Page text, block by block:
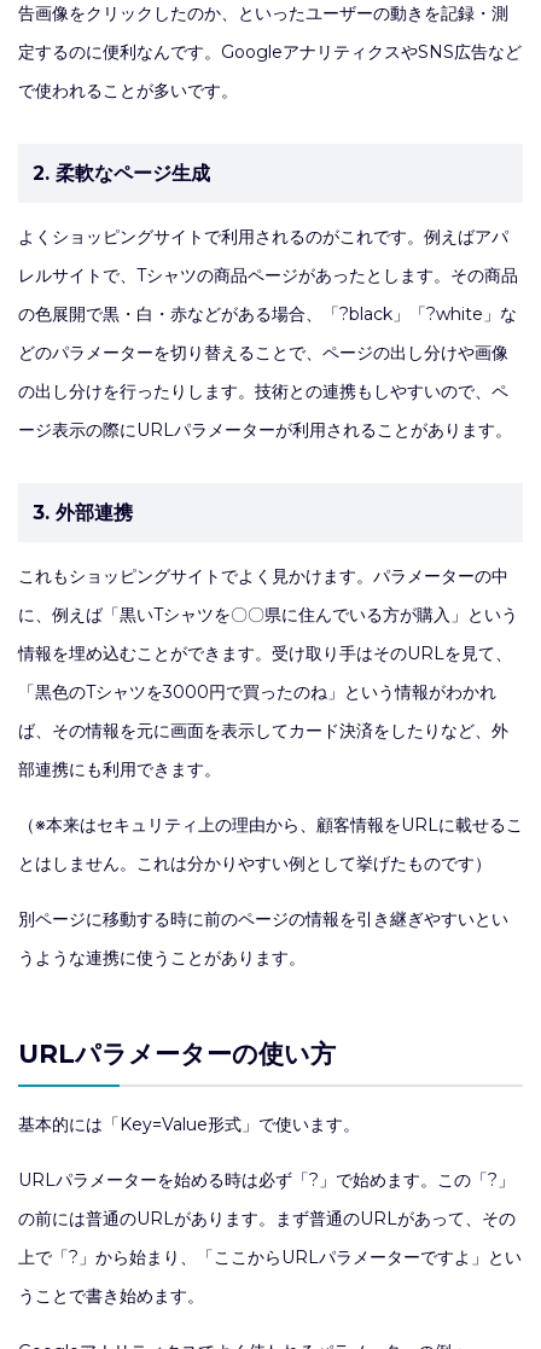
告画像をクリックしたのか、といったユーザーの動きを記録・測
定するのに便利なんです。GoogleアナリティクスやSNS広告など
で使われることが多いです。
2. 柔軟なページ生成
よくショッピングサイトで利用されるのがこれです。例えばアパ
レルサイトで、Tシャツの商品ページがあったとします。その商品
の色展開で黒・白・赤などがある場合、「?black」「?white」な
どのパラメーターを切り替えることで、ページの出し分けや画像
の出し分けを行ったりします。技術との連携もしやすいので、ペ
ージ表示の際にURLパラメーターが利用されることがあります。
3. 外部連携
これもショッピングサイトでよく見かけます。パラメーターの中
に、例えば「黒いTシャツを〇〇県に住んでいる方が購入」という
情報を埋め込むことができます。受け取り手はそのURLを見て、
「黒色のTシャツを3000円で買ったのね」という情報がわかれ
ば、その情報を元に画面を表示してカード決済をしたりなど、外
部連携にも利用できます。
（※本来はセキュリティ上の理由から、顧客情報をURLに載せるこ
とはしません。これは分かりやすい例として挙げたものです）
別ページに移動する時に前のページの情報を引き継ぎやすいとい
うような連携に使うことがあります。
URLパラメーターの使い方
基本的には「Key=Value形式」で使います。
URLパラメーターを始める時は必ず「?」で始めます。この「?」
の前には普通のURLがあります。まず普通のURLがあって、その
上で「?」から始まり、「ここからURLパラメーターですよ」とい
うことで書き始めます。